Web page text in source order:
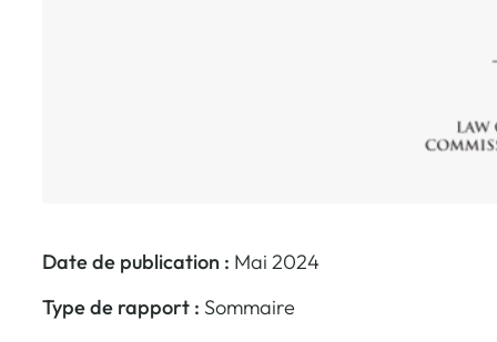
Date de publication : Mai 2024
Type de rapport : Sommaire